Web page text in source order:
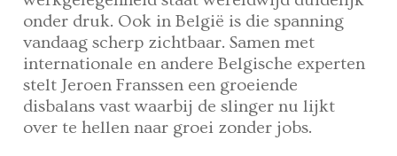
onder druk. Ook in België is die spanning
vandaag scherp zichtbaar. Samen met
internationale en andere Belgische experten
stelt Jeroen Franssen een groeiende
disbalans vast waarbij de slinger nu lijkt
over te hellen naar groei zonder jobs.